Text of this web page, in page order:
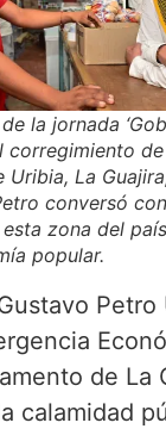
la jornada
corregimiento
Uribia, La
conversó
zona del
popular.
Petro
de La
calamidad